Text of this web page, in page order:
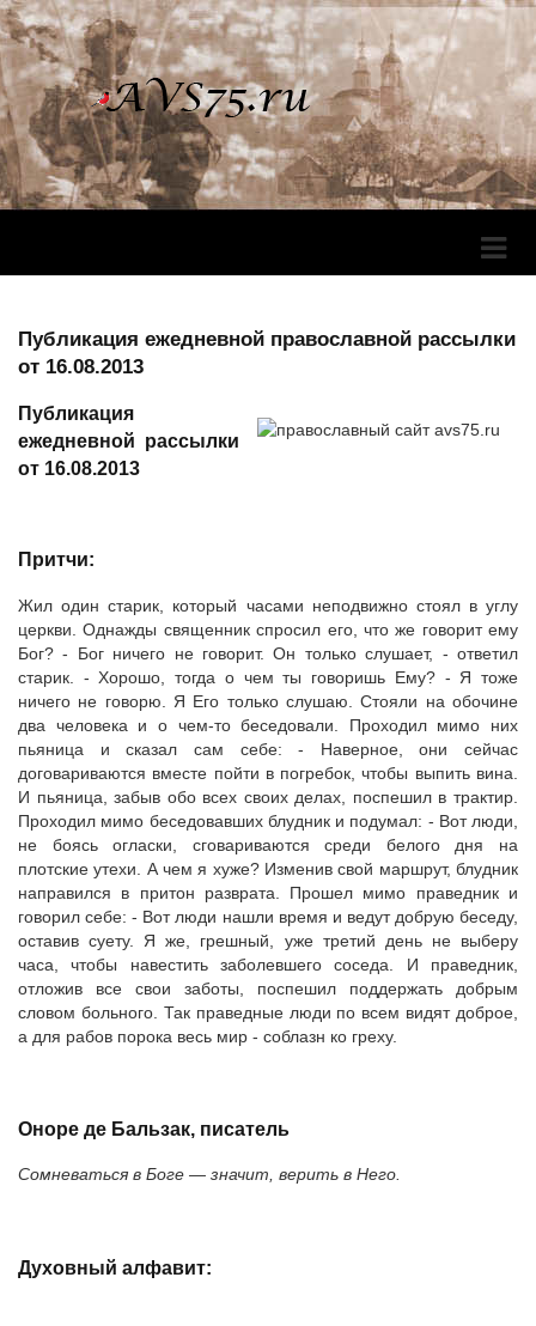
Публикация ежедневной православной рассылки
от 16.08.2013
Публикация
ежедневной рассылки
от 16.08.2013
Притчи:
Жил один старик, который часами неподвижно стоял в углу
церкви. Однажды священник спросил его, что же говорит ему
Бог? - Бог ничего не говорит. Он только слушает, - ответил
старик. - Хорошо, тогда о чем ты говоришь Ему? - Я тоже
ничего не говорю. Я Его только слушаю. Стояли на обочине
два человека и о чем-то беседовали. Проходил мимо них
пьяница и сказал сам себе: - Наверное, они сейчас
договариваются вместе пойти в погребок, чтобы выпить вина.
И пьяница, забыв обо всех своих делах, поспешил в трактир.
Проходил мимо беседовавших блудник и подумал: - Вот люди,
не боясь огласки, сговариваются среди белого дня на
плотские утехи. А чем я хуже? Изменив свой маршрут, блудник
направился в притон разврата. Прошел мимо праведник и
говорил себе: - Вот люди нашли время и ведут добрую беседу,
оставив суету. Я же, грешный, уже третий день не выберу
часа, чтобы навестить заболевшего соседа. И праведник,
отложив все свои заботы, поспешил поддержать добрым
словом больного. Так праведные люди по всем видят доброе,
а для рабов порока весь мир - соблазн ко греху.
Оноре де Бальзак, писатель
Сомневаться в Боге — значит, верить в Него.
Духовный алфавит: